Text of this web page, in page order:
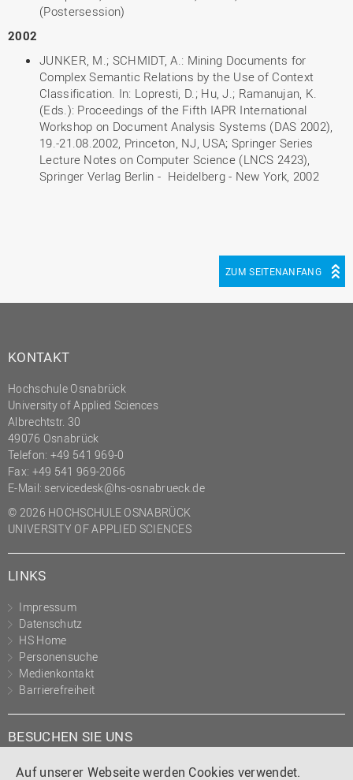
Auf unserer Webseite werden Cookies verwendet.
(Postersession)
2002
JUNKER, M.; SCHMIDT, A.: Mining Documents for
Complex Semantic Relations by the Use of Context
Classification. In: Lopresti, D.; Hu, J.; Ramanujan, K.
(Eds.): Proceedings of the Fifth IAPR International
Workshop on Document Analysis Systems (DAS 2002),
19.-21.08.2002, Princeton, NJ, USA; Springer Series
Lecture Notes on Computer Science (LNCS 2423),
Springer Verlag Berlin - Heidelberg - New York, 2002
ZUM SEITENANFANG
KONTAKT
Hochschule Osnabrück
University of Applied Sciences
Albrechtstr. 30
49076 Osnabrück
Telefon: +49 541 969-0
Fax: +49 541 969-2066
E-Mail: servicedesk@hs-osnabrueck.de
© 2026 HOCHSCHULE OSNABRÜCK
UNIVERSITY OF APPLIED SCIENCES
LINKS
Impressum
Datenschutz
HS Home
Personensuche
Medienkontakt
Barrierefreiheit
BESUCHEN SIE UNS
Instagram
TiktokLinkedIn
YouTube
Facebook